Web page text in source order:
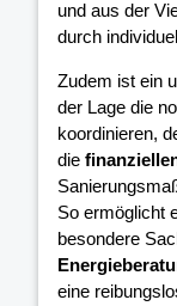
und aus der
durch
Zudem ist ein
der Lage die
koordinieren,
die
So ermöglicht
besondere
eine